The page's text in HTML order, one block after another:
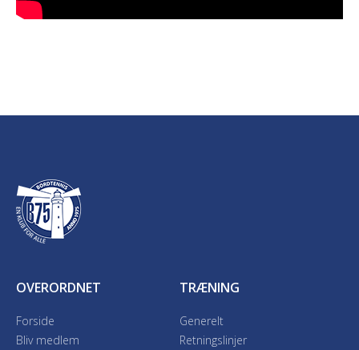
OVERORDNET
Forside
Bliv medlem
TRÆNING
Generelt
Retningslinjer